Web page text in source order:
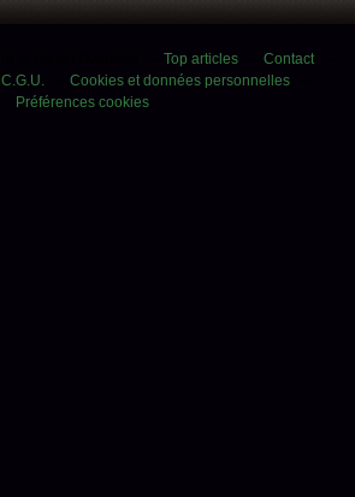
Top articles
Contact
C.G.U.
Cookies et données personnelles
Préférences cookies